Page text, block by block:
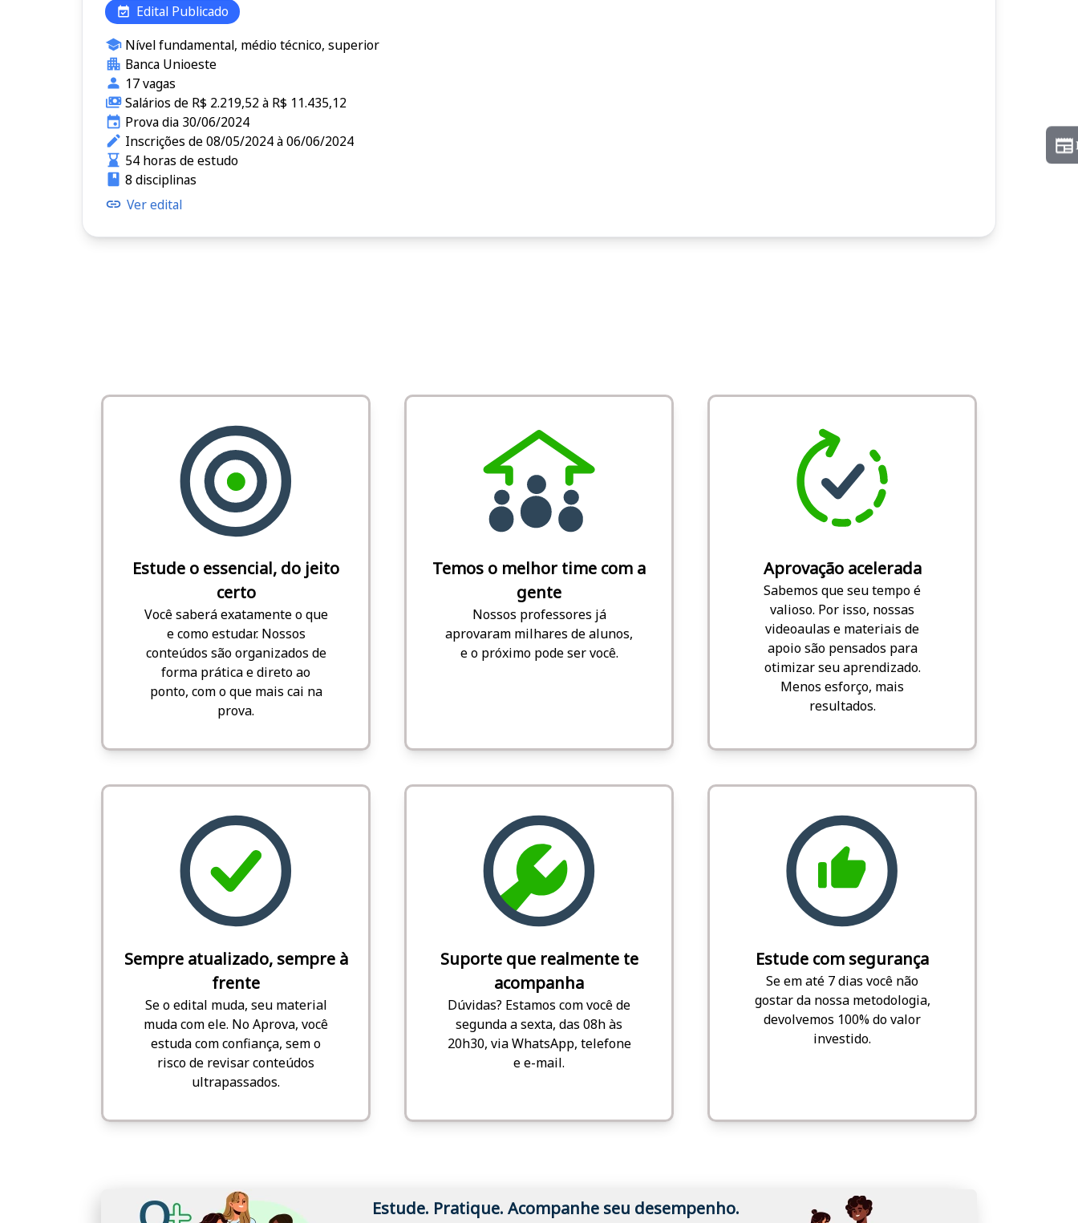
Edital Publicado
Nível fundamental, médio técnico, superior
Banca Unioeste
17 vagas
Salários de R$ 2.219,52 à R$ 11.435,12
Prova dia 30/06/2024
Inscrições de 08/05/2024 à 06/06/2024
54 horas de estudo
8 disciplinas
Ver edital
Estude o essencial, do jeito
certo
Você saberá exatamente o que
e como estudar. Nossos
conteúdos são organizados de
forma prática e direto ao
ponto, com o que mais cai na
prova.
Temos o melhor time com a
gente
Nossos professores já
aprovaram milhares de alunos,
e o próximo pode ser você.
Aprovação acelerada
Sabemos que seu tempo é
valioso. Por isso, nossas
videoaulas e materiais de
apoio são pensados para
otimizar seu aprendizado.
Menos esforço, mais
resultados.
Sempre atualizado, sempre à
frente
Se o edital muda, seu material
muda com ele. No Aprova, você
estuda com confiança, sem o
risco de revisar conteúdos
ultrapassados.
Suporte que realmente te
acompanha
Dúvidas? Estamos com você de
segunda a sexta, das 08h às
20h30, via WhatsApp, telefone
e e-mail.
Estude com segurança
Se em até 7 dias você não
gostar da nossa metodologia,
devolvemos 100% do valor
investido.
Estude. Pratique. Acompanhe seu desempenho.